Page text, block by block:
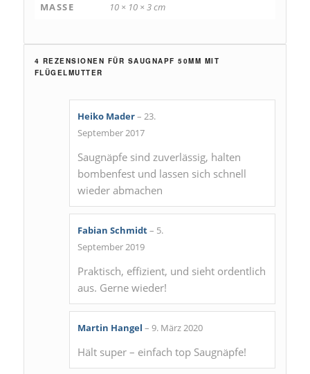
MASSE
10 × 10 × 3 cm
4 REZENSIONEN FÜR SAUGNAPF 50MM MIT
FLÜGELMUTTER
Heiko Mader– 23.
September 2017
Saugnäpfe sind zuverlässig, halten
bombenfest und lassen sich schnell
wieder abmachen
Fabian Schmidt– 5.
September 2019
Praktisch, effizient, und sieht ordentlich
aus. Gerne wieder!
mit5von 5
Martin Hangel – 9. März 2020
Hält super – einfach top Saugnäpfe!